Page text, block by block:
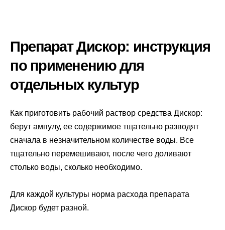
Препарат Дискор: инструкция
по применению для
отдельных культур
Как приготовить рабочий раствор средства Дискор:
берут ампулу, ее содержимое тщательно разводят
сначала в незначительном количестве воды. Все
тщательно перемешивают, после чего доливают
столько воды, сколько необходимо.
Для каждой культуры норма расхода препарата
Дискор будет разной.